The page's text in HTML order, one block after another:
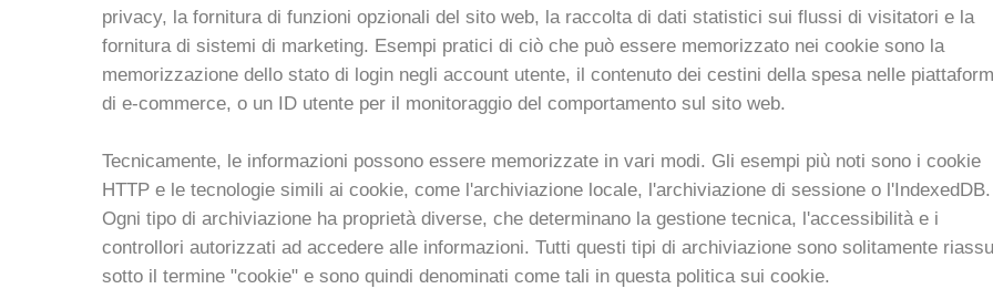
privacy, la fornitura di funzioni opzionali del sito web, la raccolta di dati statistici sui flussi di visitatori e la
fornitura di sistemi di marketing. Esempi pratici di ciò che può essere memorizzato nei cookie sono la
memorizzazione dello stato di login negli account utente, il contenuto dei cestini della spesa nelle
di e-commerce, o un ID utente per il monitoraggio del comportamento sul sito web.
Tecnicamente, le informazioni possono essere memorizzate in vari modi. Gli esempi più noti sono i cookie
HTTP e le tecnologie simili ai cookie, come l'archiviazione locale, l'archiviazione di sessione o l'IndexedDB.
Ogni tipo di archiviazione ha proprietà diverse, che determinano la gestione tecnica, l'accessibilità e i
controllori autorizzati ad accedere alle informazioni. Tutti questi tipi di archiviazione sono solitamente
sotto il termine "cookie" e sono quindi denominati come tali in questa politica sui cookie.